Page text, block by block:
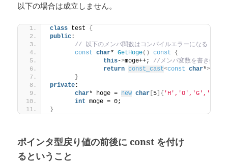
以下の場合は成立しません。
class test {
public:
// 以下のメンバ関数はコンパイルエラーになる
const
char* GetHoge() const
{
this->moge++; //メンバ変数を書き換え
return const_cast<const char*>(
}
private:
char* hoge = new char 5 ]{ 'H' , 'O' , 'G' , 'E'
int moge = 0;
}
ポインタ型戻り値の前後に const を付け
るということ